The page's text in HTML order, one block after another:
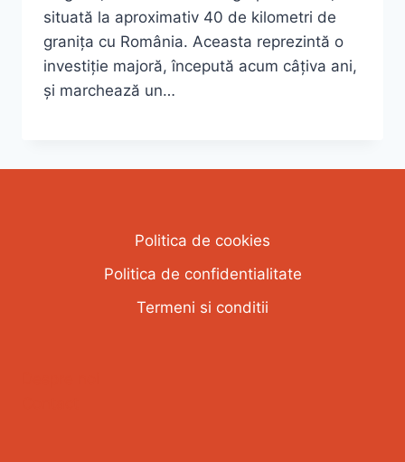
situată la aproximativ 40 de kilometri de
granița cu România. Aceasta reprezintă o
investiție majoră, începută acum câțiva ani,
și marchează un…
Politica de cookies
Politica de confidentialitate
Termeni si conditii